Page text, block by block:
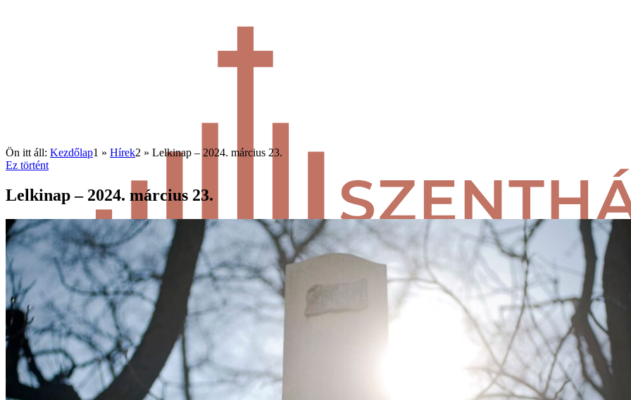
Kezdőlap
Ön itt áll: Kezdőlap1 » Hírek2 » Lelkinap – 2024. március 23.
Ez történt
Lelkinap – 2024. március 23.